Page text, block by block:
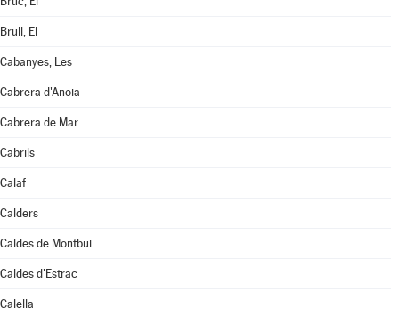
Brull, El
Cabanyes, Les
Cabrera d'Anoia
Cabrera de Mar
Cabrils
Calaf
Calders
Caldes de Montbui
Caldes d'Estrac
Calella